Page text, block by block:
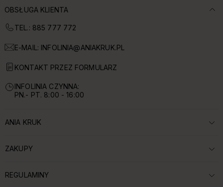
OBSŁUGA KLIENTA
TEL.: 885 777 772
E-MAIL: INFOLINIA@ANIAKRUK.PL
KONTAKT PRZEZ FORMULARZ
INFOLINIA CZYNNA:
PN.- PT. 8:00 - 16:00
ROZWIŃ SEKCJĘ:
ANIA KRUK
ROZWIŃ SEKCJĘ:
ZAKUPY
ROZWIŃ SEKCJĘ:
REGULAMINY